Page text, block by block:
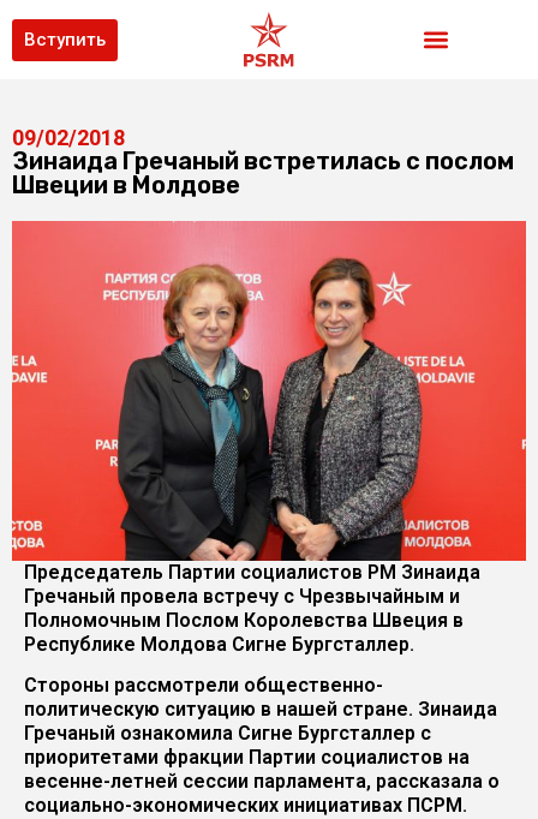
Вступить
09/02/2018
Зинаида Гречаный встретилась с послом
Швеции в Молдове
Председатель Партии социалистов РМ Зинаида
Гречаный провела встречу с Чрезвычайным и
Полномочным Послом Королевства Швеция в
Республике Молдова Сигне Бургсталлер.
Стороны рассмотрели общественно-
политическую ситуацию в нашей стране. Зинаида
Гречаный ознакомила Сигне Бургсталлер с
приоритетами фракции Партии социалистов на
весенне-летней сессии парламента, рассказала о
социально-экономических инициативах ПСРМ.